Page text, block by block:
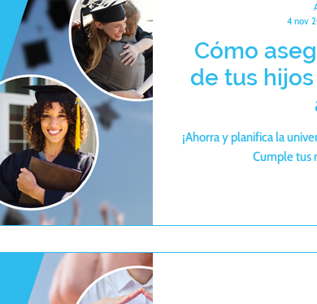
Cómo
de tus
¡Ahorra y planifica la
Cumple tus
4 nov